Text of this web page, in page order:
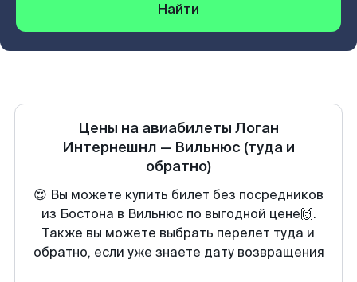
Найти
Цены на авиабилеты Логан
Интернешнл — Вильнюс (туда и
обратно)
😍 Вы можете купить билет без посредников
из Бостона в Вильнюс по выгодной цене🙌.
Также вы можете выбрать перелет туда и
обратно, если уже знаете дату возвращения